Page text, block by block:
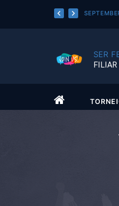
SEPTEMBER 12,
SER